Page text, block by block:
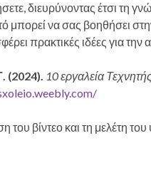
διευρύνοντας έτσι τη
μπορεί να σας βοηθήσει
πρακτικές ιδέες για την
(2024). 10 εργαλεία
βίντεο και τη μελέτη